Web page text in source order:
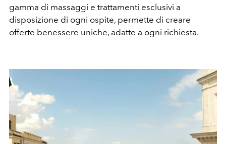
gamma di massaggi e trattamenti esclusivi a
disposizione di ogni ospite, permette di creare
offerte benessere uniche, adatte a ogni richiesta.